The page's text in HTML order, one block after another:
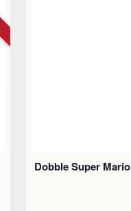
Dobble Super Mario